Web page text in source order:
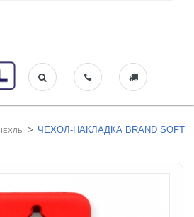
> ЧЕХОЛ-НАКЛАДКА BRAND SOFT